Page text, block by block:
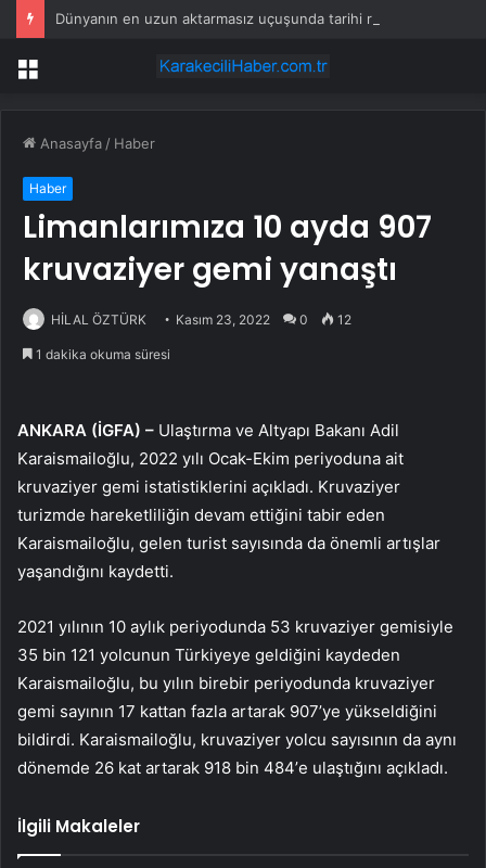
Menü
Anasayfa / Haber
Haber
Limanlarımıza 10 ayda 907
kruvaziyer gemi yanaştı
HİLAL ÖZTÜRK Kasım 23, 2022 0 12
1 dakika okuma süresi
ANKARA (İGFA) – Ulaştırma ve Altyapı Bakanı Adil
Karaismailoğlu, 2022 yılı Ocak-Ekim periyoduna ait
kruvaziyer gemi istatistiklerini açıkladı. Kruvaziyer
turizmde hareketliliğin devam ettiğini tabir eden
Karaismailoğlu, gelen turist sayısında da önemli artışlar
yaşandığını kaydetti.
2021 yılının 10 aylık periyodunda 53 kruvaziyer gemisiyle
35 bin 121 yolcunun Türkiyeye geldiğini kaydeden
Karaismailoğlu, bu yılın birebir periyodunda kruvaziyer
gemi sayının 17 kattan fazla artarak 907’ye yükseldiğini
bildirdi. Karaismailoğlu, kruvaziyer yolcu sayısının da aynı
dönemde 26 kat artarak 918 bin 484’e ulaştığını açıkladı.
İlgili Makaleler